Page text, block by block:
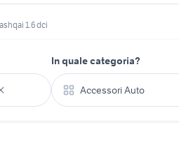
1.6 dci
In quale categoria?
Accessori Auto